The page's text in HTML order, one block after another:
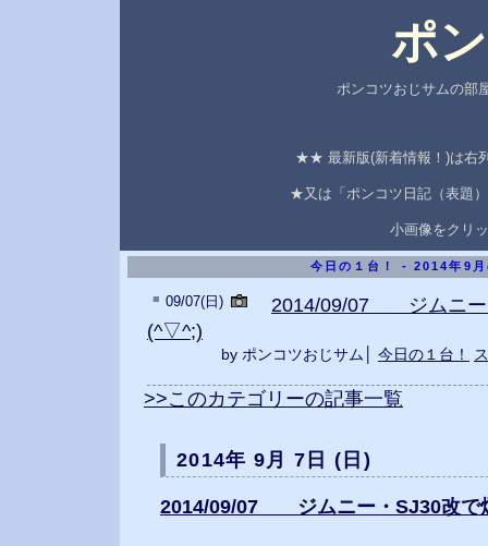
ポ
ポンコツおじサムの部
★★ 最新版(新着情報！)は右
★又は「ポンコツ日記（表題
小画像をクリ
今日の１台！ - 2014年9月
■ 09/07(日)
2014/09/07 ジムニー
(^▽^;)
by ポンコツおじサム│ 今日の１台！
>>このカテゴリーの記事一覧
2014年 9月 7日 (日)
2014/09/07 ジムニー・SJ30改で